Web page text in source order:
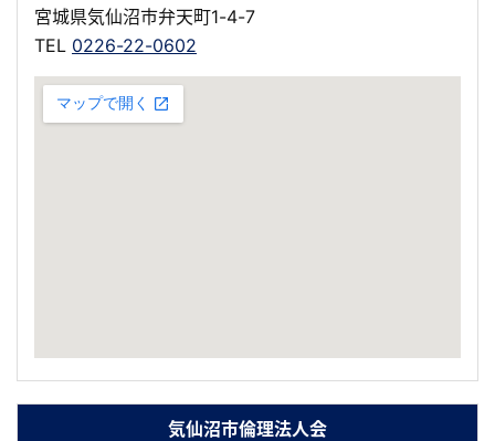
宮城県気仙沼市弁天町1-4-7
TEL 0226-22-0602
気仙沼市倫理法人会